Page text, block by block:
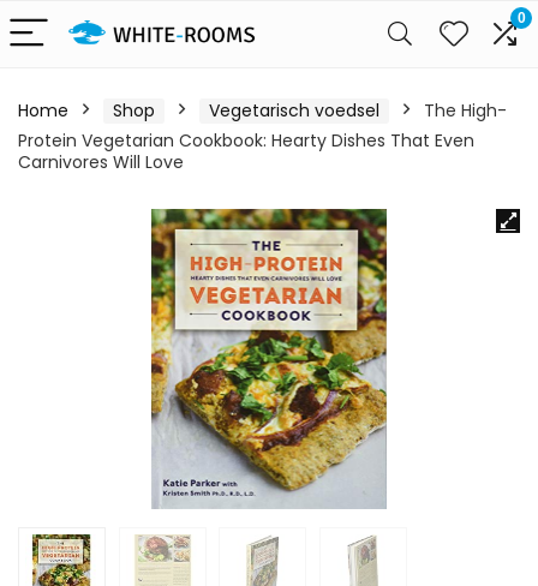
0
Home Shop Vegetarisch voedsel
The High-
Protein Vegetarian Cookbook: Hearty Dishes That Even
Carnivores Will Love